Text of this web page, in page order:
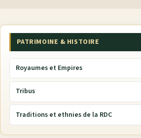
PATRIMOINE & HISTOIRE
Royaumes et Empires
Tribus
Traditions et ethnies de la RDC